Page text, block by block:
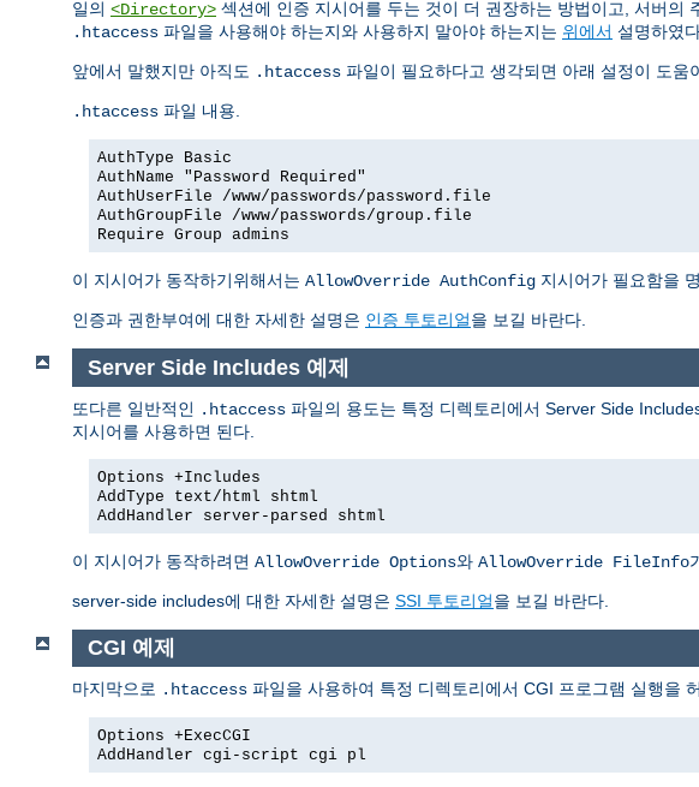
일의 <Directory> 섹션에 인증 지시어를 두는 것이 더 권장하는 방법이고, 서버의
.htaccess 파일을 사용해야 하는지와 사용하지 말아야 하는지는 위에서 설명하였
앞에서 말했지만 아직도 .htaccess 파일이 필요하다고 생각되면 아래 설정이 도움
.htaccess 파일 내용.
AuthType Basic
AuthName "Password Required"
AuthUserFile /www/passwords/password.file
AuthGroupFile /www/passwords/group.file
Require Group admins
이 지시어가 동작하기위해서는 AllowOverride AuthConfig 지시어가 필요함을
인증과 권한부여에 대한 자세한 설명은 인증 투토리얼을 보길 바란다.
Server Side Includes 예제
또다른 일반적인 .htaccess 파일의 용도는 특정 디렉토리에서 Server Side
지시어를 사용하면 된다.
Options +Includes
AddType text/html shtml
AddHandler server-parsed shtml
이 지시어가 동작하려면 AllowOverride Options와 AllowOverride FileInfo
server-side includes에 대한 자세한 설명은 SSI 투토리얼을 보길 바란다.
CGI 예제
마지막으로 .htaccess 파일을 사용하여 특정 디렉토리에서 CGI 프로그램 실행을
Options +ExecCGI
AddHandler cgi-script cgi pl